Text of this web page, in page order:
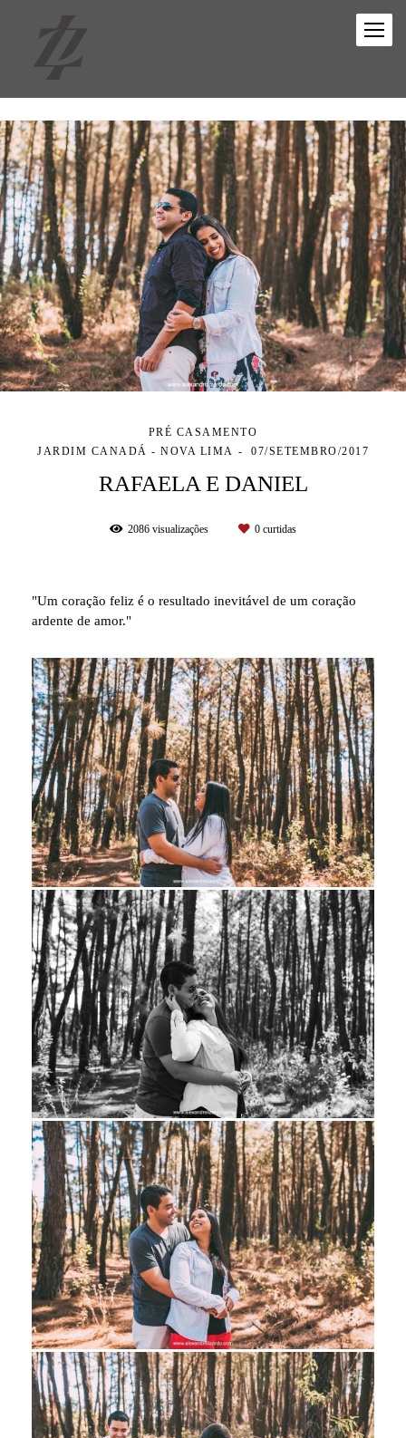
PRÉ CASAMENTO
JARDIM CANADÁ - NOVA LIMA
07/SETEMBRO/2017
RAFAELA E DANIEL
2086 visualizações 0 curtidas
"Um coração feliz é o resultado inevitável de um coração
ardente de amor."